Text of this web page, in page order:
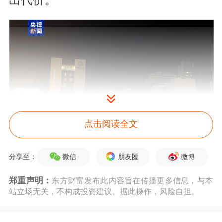
图片来源：央视新闻
动，彻底摧毁以政权
点击阅读全文
分享至： 微信 朋友圈 微博
郑重声明： 东方财富发布此内容旨在传播更多信息，与本
站立场无关，不构成投资建议。据此操作，风险自担。